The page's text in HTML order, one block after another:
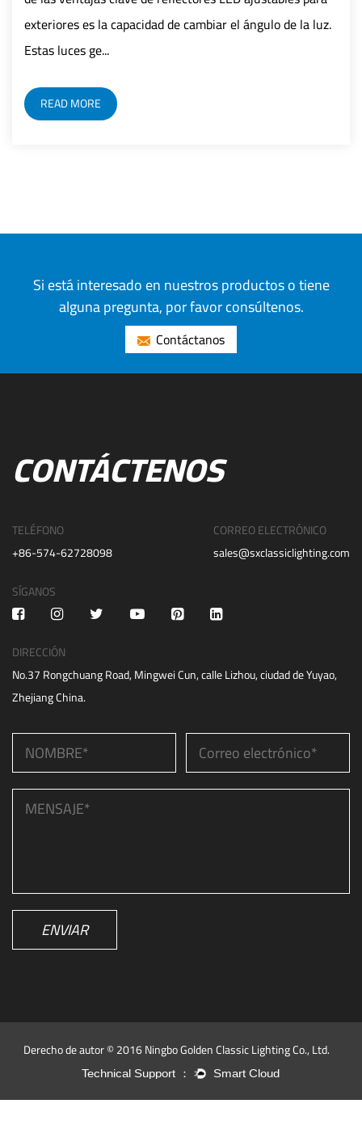
el ángulo de la luz.
LED integrando tecnología
Si está interesado en nuestros productos o tiene
alguna pregunta, por favor consúltenos.
Contáctanos
CONTÁCTENOS
TELÉFONO
+86-574-62728098
CORREO ELECTRÓNICO
sales@sxclassiclighting.com
SÍGANOS
DIRECCIÓN
No.37 Rongchuang Road, Mingwei Cun, calle Lizhou, ciudad de Yuyao,
Zhejiang China.
ENVIAR
Derecho de autor © 2016 Ningbo Golden Classic Lighting Co., Ltd.